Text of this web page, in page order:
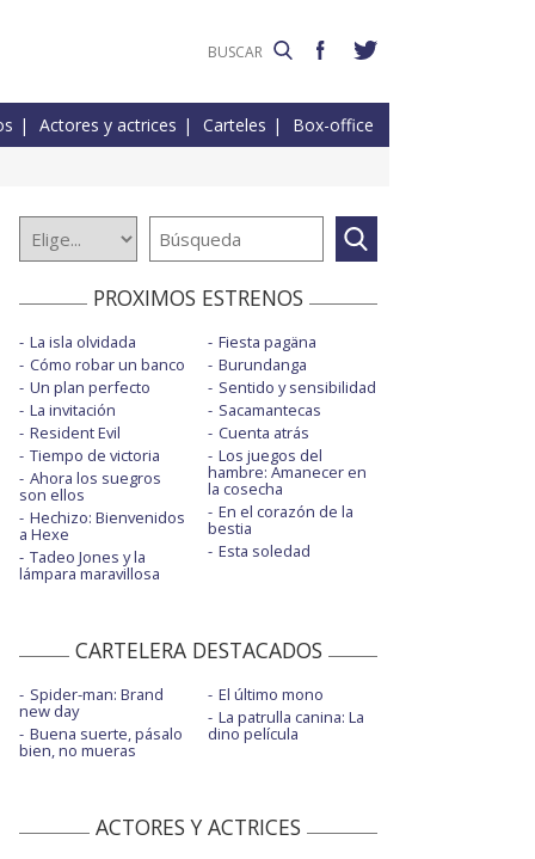
Actores y actrices Carteles Box-office
PROXIMOS ESTRENOS
La isla olvidada
Cómo robar un banco
Un plan perfecto
La invitación
Resident Evil
Tiempo de victoria
Ahora los suegros
son ellos
Hechizo: Bienvenidos
a Hexe
Tadeo Jones y la
lámpara maravillosa
Fiesta pagäna
Burundanga
Sentido y sensibilidad
Sacamantecas
Cuenta atrás
Los juegos del
hambre: Amanecer en
la cosecha
En el corazón de la
bestia
Esta soledad
CARTELERA DESTACADOS
Spider-man: Brand
new day
Buena suerte, pásalo
bien, no mueras
El último mono
La patrulla canina: La
dino película
ACTORES Y ACTRICES